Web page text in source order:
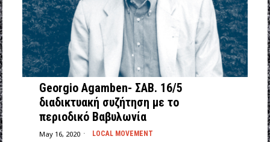
Georgio Agamben- ΣΑΒ. 16/5
διαδικτυακή συζήτηση με το
περιοδικό Βαβυλωνία
May 16, 2020 LOCAL MOVEMENT